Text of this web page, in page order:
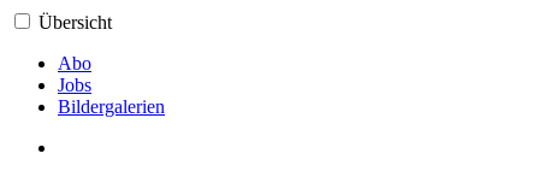
Übersicht
Abo
Jobs
Bildergalerien